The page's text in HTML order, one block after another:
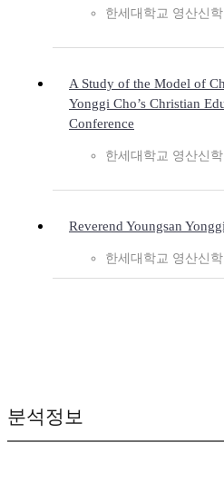
한세대학교 영산신
A Study of the Model of
Yonggi Cho’s Christian
Conference
한세대학교 영산신
Reverend Youngsan
한세대학교 영산신
분석정보